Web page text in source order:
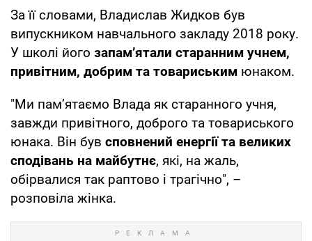
За її словами, Владислав Жидков був
випускником навчального закладу 2018 року.
У школі його запамʼятали старанним учнем,
привітним, добрим та товариським юнаком.
"Ми пам’ятаємо Влада як старанного учня,
завжди привітного, доброго та товариського
юнака. Він був сповнений енергії та великих
сподівань на майбутнє, які, на жаль,
обірвалися так раптово і трагічно", –
розповіла жінка.